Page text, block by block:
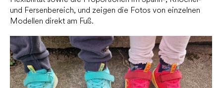
und Fersenbereich, und zeigen die Fotos von einzelnen
Modellen direkt am Fuß.
L
i
s
t
e